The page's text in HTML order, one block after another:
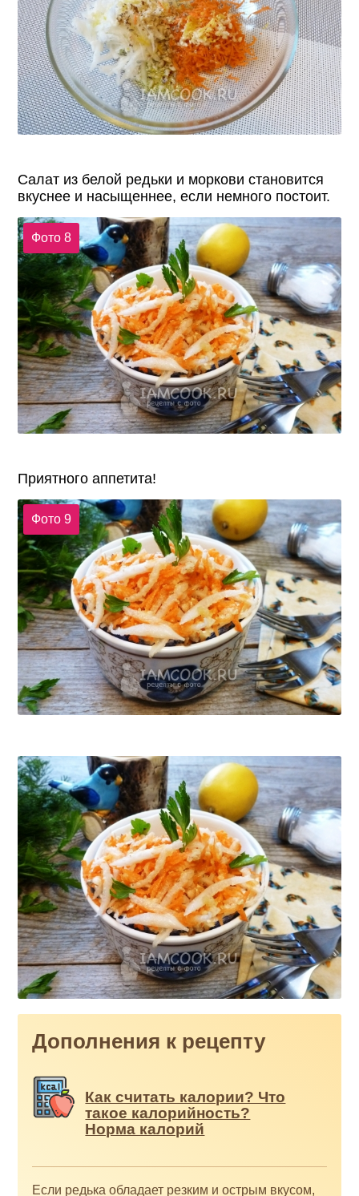
Салат из белой редьки и моркови становится
вкуснее и насыщеннее, если немного постоит.
Фото 8
Приятного аппетита!
Фото 9
Дополнения к рецепту
Как считать калории? Что
такое калорийность?
Норма калорий
Если редька обладает резким и острым вкусом,